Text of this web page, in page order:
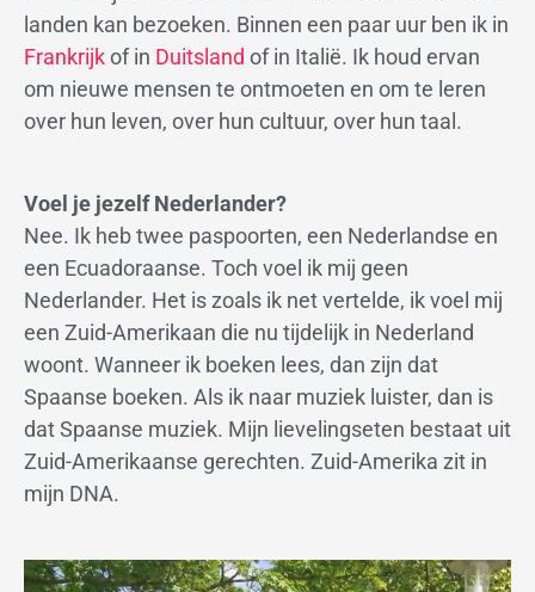
landen kan bezoeken. Binnen een paar uur ben ik in
Frankrijkof in Duitsland of in Italië. Ik houd ervan
om nieuwe mensen te ontmoeten en om te leren
over hun leven, over hun cultuur, over hun taal.
Voel je jezelf Nederlander?
Nee. Ik heb twee paspoorten, een Nederlandse en
een Ecuadoraanse. Toch voel ik mij geen
Nederlander. Het is zoals ik net vertelde, ik voel mij
een Zuid-Amerikaan die nu tijdelijk in Nederland
woont. Wanneer ik boeken lees, dan zijn dat
Spaanse boeken. Als ik naar muziek luister, dan is
dat Spaanse muziek. Mijn lievelingseten bestaat uit
Zuid-Amerikaanse gerechten. Zuid-Amerika zit in
mijn DNA.